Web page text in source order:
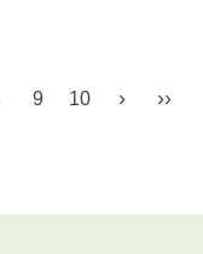
9 10 › ››